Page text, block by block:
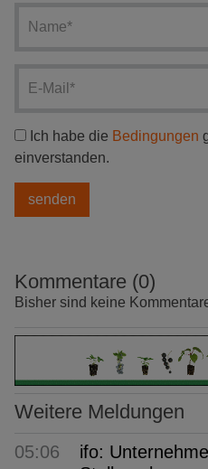
Ich habe die Bedingungen
einverstanden.
Kommentare (0)
Bisher sind keine
Weitere Meldungen
05:06
ifo: